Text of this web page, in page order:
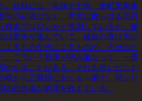
。目録には「享保十七年 室町某商家
号の記述はなく、本文に散らばる品目
商家ではないかと推測しているが、確
は変色が進んでいて、繊維の透け方が
よるものか光によるものか、今日のと
。こういう留保が積み重なって、一冊
かかることがある。それを急いだこと
端から三冊目にあたる一冊で、同シリ
の担当者が処理を終えている。